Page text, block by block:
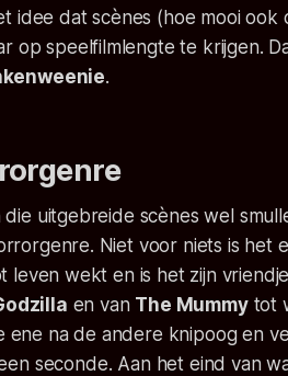
idee dat scènes (hoe mooi ook
op speelfilmlengte te krijgen.
.
uitgebreide scènes wel
Niet voor niets is het
leven wekt en is het zijn
en van The Mummytot
na de andere knipoog en
seconde. Aan het eind van